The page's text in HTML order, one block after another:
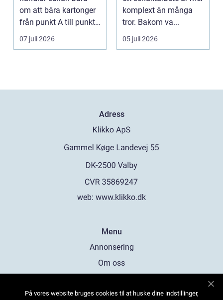
om att bära kartonger
från punkt A till punkt
B. För må...
07 juli 2026
komplext än många
tror. Bakom va...
05 juli 2026
Adress
web: www.klikko.dk
Menu
Annonsering
Om oss
Kontakta oss
På vores website bruges cookies til at huske dine indstillinger,